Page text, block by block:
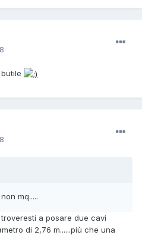
mq.....
a posare due cavi
di 2,76 m......più che una